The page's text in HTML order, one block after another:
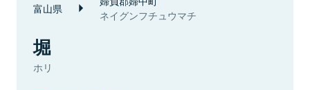
富山県
ネイグンフチュウマチ
堀
ホリ